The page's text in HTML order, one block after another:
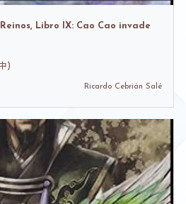
Libro IX: Cao Cao invade
)
Ricardo Cebrián Salé